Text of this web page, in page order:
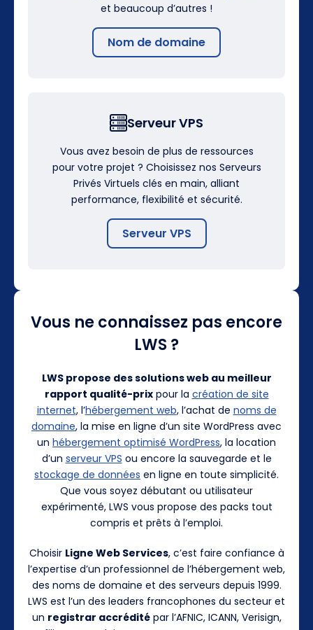
et beaucoup d’autres !
Nom de domaine
Serveur VPS
Vous avez besoin de plus de ressources
pour votre projet ? Choisissez nos Serveurs
Privés Virtuels clés en main, alliant
performance, flexibilité et sécurité.
Serveur VPS
Vous ne connaissez pas encore
LWS ?
LWS propose des solutions web au meilleur
rapport qualité-prixpour la création de site
internet, l’hébergement web, l’achat de noms de
domaine, la mise en ligne d’un site WordPress avec
un hébergement optimisé WordPress, la location
d’un serveur VPS ou encore la sauvegarde et le
stockage de données en ligne en toute simplicité.
Que vous soyez débutant ou utilisateur
expérimenté, LWS vous propose des packs tout
compris et prêts à l’emploi.
Choisir Ligne Web Services, c’est faire confiance à
l’expertise d’un professionnel de l’hébergement web,
des noms de domaine et des serveurs depuis 1999.
LWS est l’un des leaders francophones du secteur et
un registrar accréditépar l’AFNIC, ICANN, Verisign,